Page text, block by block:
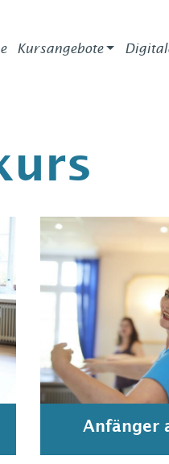
Kursangebote
Anfänger